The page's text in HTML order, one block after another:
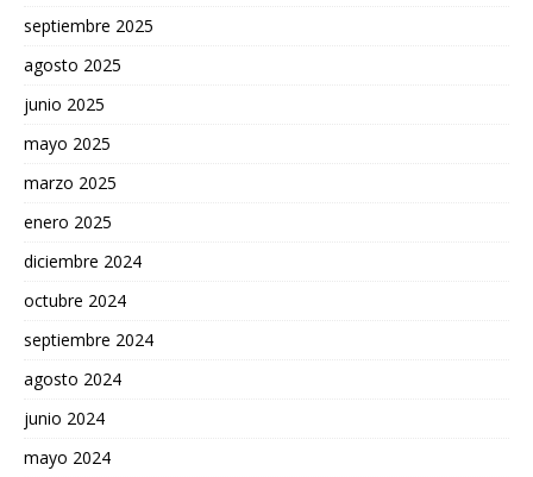
septiembre 2025
agosto 2025
junio 2025
mayo 2025
marzo 2025
enero 2025
diciembre 2024
octubre 2024
septiembre 2024
agosto 2024
junio 2024
mayo 2024